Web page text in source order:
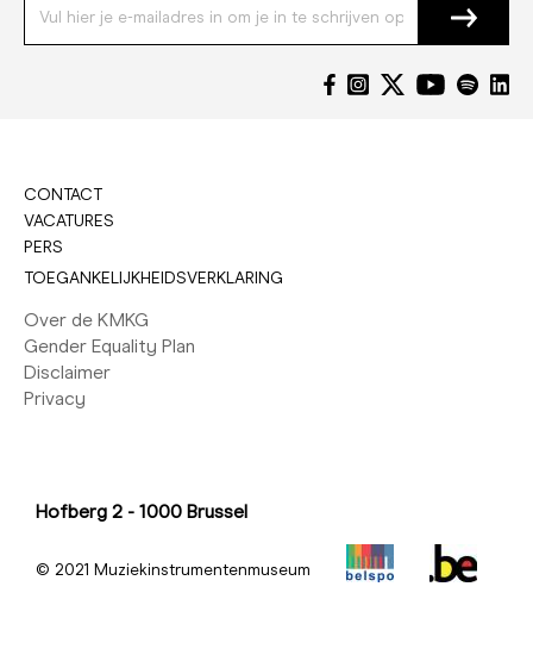
CONTACT
VACATURES
PERS
TOEGANKELIJKHEIDSVERKLARING
Over de KMKG
Gender Equality Plan
Disclaimer
Privacy
Hofberg 2 - 1000 Brussel
© 2021 Muziekinstrumentenmuseum